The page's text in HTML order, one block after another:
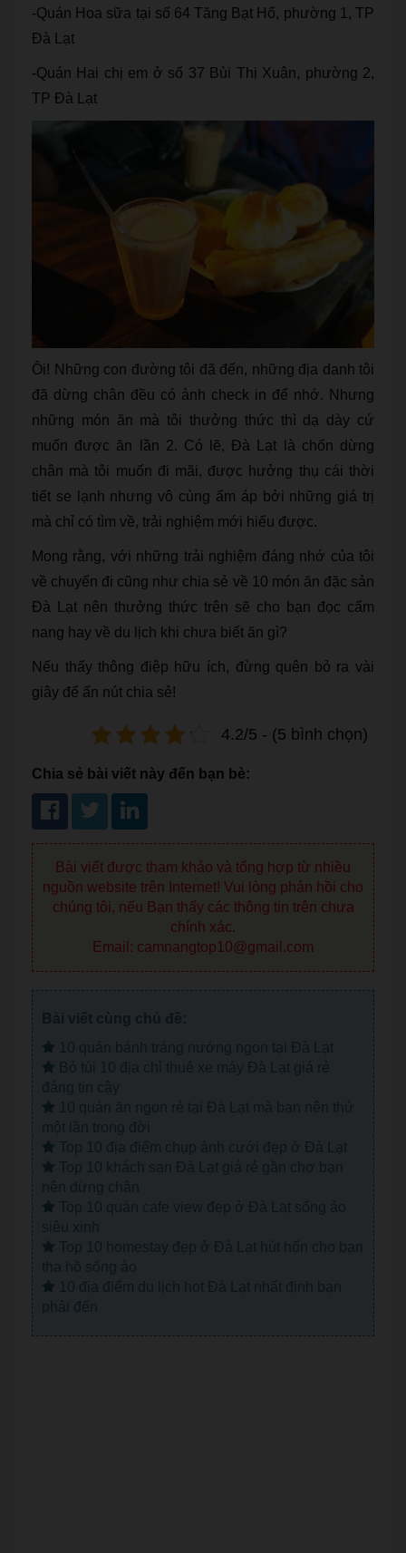
-Quán Hoa sữa tại số 64 Tăng Bạt Hổ, phường 1, TP
Đà Lạt
-Quán Hai chị em ở số 37 Bùi Thị Xuân, phường 2,
TP Đà Lạt
Ôi! Những con đường tôi đã đến, những địa danh tôi
đã dừng chân đều có ảnh check in để nhớ. Nhưng
những món ăn mà tôi thưởng thức thì dạ dày cứ
muốn được ăn lần 2. Có lẽ, Đà Lạt là chốn dừng
chân mà tôi muốn đi mãi, được hưởng thụ cái thời
tiết se lạnh nhưng vô cùng ấm áp bởi những giá trị
mà chỉ có tìm về, trải nghiệm mới hiểu được.
Mong rằng, với những trải nghiệm đáng nhớ của tôi
về chuyến đi cũng như chia sẻ về 10 món ăn đặc sản
Đà Lạt nên thưởng thức trên sẽ cho bạn đọc cẩm
nang hay về du lịch khi chưa biết ăn gì?
Nếu thấy thông điệp hữu ích, đừng quên bỏ ra vài
giây để ấn nút chia sẻ!
4.2/5 - (5 bình chọn)
Chia sẻ bài viết này đến bạn bè:
Bài viết được tham khảo và tổng hợp từ nhiều
nguồn website trên Internet! Vui lòng phản hồi cho
chúng tôi, nếu Bạn thấy các thông tin trên chưa
chính xác.
Email: camnangtop10@gmail.com
Bài viết cùng chủ đề:
10 quán bánh tráng nướng ngon tại Đà Lạt
Bỏ túi 10 địa chỉ thuê xe máy Đà Lạt giá rẻ
đáng tin cậy
10 quán ăn ngon rẻ tại Đà Lạt mà bạn nên thử
một lần trong đời
Top 10 địa điểm chụp ảnh cưới đẹp ở Đà Lạt
Top 10 khách sạn Đà Lạt giá rẻ gần chợ bạn
nên dừng chân
Top 10 quán cafe view đẹp ở Đà Lạt sống ảo
siêu xinh
Top 10 homestay đẹp ở Đà Lạt hút hốn cho bạn
tha hồ sống ảo
10 địa điểm du lịch hot Đà Lạt nhất định bạn
phải đến